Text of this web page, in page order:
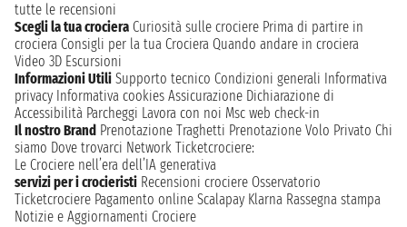
tutte le recensioni
Scegli la tua crociera Curiosità sulle crociere Prima di partire in
crociera Consigli per la tua Crociera Quando andare in crociera
Video 3D Escursioni
Informazioni Utili Supporto tecnico Condizioni generali Informativa
privacy Informativa cookies Assicurazione Dichiarazione di
Accessibilità Parcheggi Lavora con noi Msc web check-in
Il nostro Brand Prenotazione Traghetti Prenotazione Volo Privato Chi
siamo Dove trovarci Network Ticketcrociere:
Le Crociere nell’era dell’IA generativa
servizi per i crocieristi Recensioni crociere Osservatorio
Ticketcrociere Pagamento online Scalapay Klarna Rassegna stampa
Notizie e Aggiornamenti Crociere